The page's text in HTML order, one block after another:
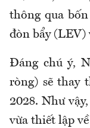
thông qua
đòn bẩy (LEV)
Đáng chú ý,
ròng) sẽ thay
2028. Như
vừa thiết lập